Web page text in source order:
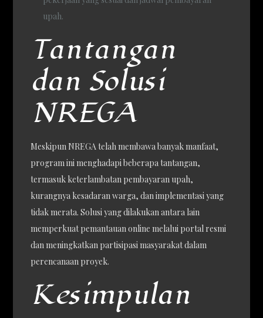
upah.
Tantangan
dan Solusi
NREGA
Meskipun NREGA telah membawa banyak manfaat,
program ini menghadapi beberapa tantangan,
termasuk keterlambatan pembayaran upah,
kurangnya kesadaran warga, dan implementasi yang
tidak merata. Solusi yang dilakukan antara lain
memperkuat pemantauan online melalui portal resmi
dan meningkatkan partisipasi masyarakat dalam
perencanaan proyek.
Kesimpulan